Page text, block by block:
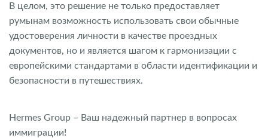
В целом, это решение не только предоставляет
румынам возможность использовать свои обычные
удостоверения личности в качестве проездных
документов, но и является шагом к гармонизации с
европейскими стандартами в области идентификации и
безопасности в путешествиях.
Hermes Group – Ваш надежный партнер в вопросах
иммиграции!